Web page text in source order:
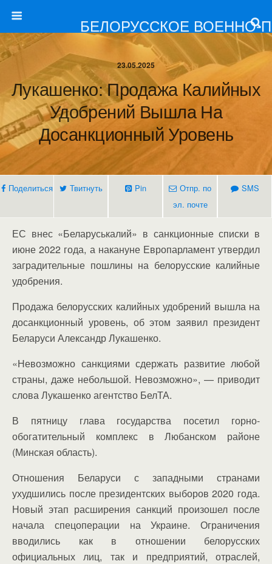
БЕЛОРУССКОЕ ВОЕННО-
23.05.2025
Лукашенко: Продажа Калийных
Удобрений Вышла На
Досанкционный Уровень
Поделиться Твитнуть Pin
Отпр. по
эл. почте
SMS
ЕС внес «Беларуськалий» в санкционные списки в
июне 2022 года, а накануне Европарламент утвердил
заградительные пошлины на белорусские калийные
удобрения.
Продажа белорусских калийных удобрений вышла на
досанкционный уровень, об этом заявил президент
Беларуси Александр Лукашенко.
«Невозможно санкциями сдержать развитие любой
страны, даже небольшой. Невозможно», — приводит
слова Лукашенко агентство БелТА.
В пятницу глава государства посетил горно-
обогатительный комплекс в Любанском районе
(Минская область).
Отношения Беларуси с западными странами
ухудшились после президентских выборов 2020 года.
Новый этап расширения санкций произошел после
начала спецоперации на Украине. Ограничения
вводились как в отношении белорусских
официальных лиц, так и предприятий, отраслей,